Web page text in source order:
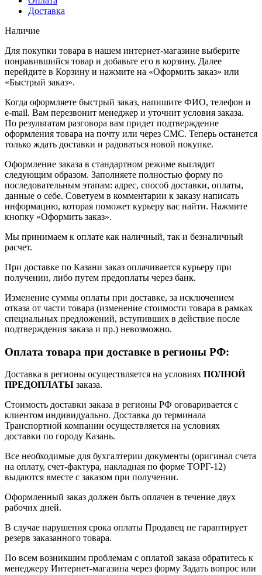
Доставка
Наличие
Для покупки товара в нашем интернет-магазине выберите
понравившийся товар и добавьте его в корзину. Далее
перейдите в Корзину и нажмите на «Оформить заказ» или
«Быстрый заказ».
Когда оформляете быстрый заказ, напишите ФИО, телефон и
e-mail. Вам перезвонит менеджер и уточнит условия заказа.
По результатам разговора вам придет подтверждение
оформления товара на почту или через СМС. Теперь останется
только ждать доставки и радоваться новой покупке.
Оформление заказа в стандартном режиме выглядит
следующим образом. Заполняете полностью форму по
последовательным этапам: адрес, способ доставки, оплаты,
данные о себе. Советуем в комментарии к заказу написать
информацию, которая поможет курьеру вас найти. Нажмите
кнопку «Оформить заказ».
Мы принимаем к оплате как наличный, так и безналичный
расчет.
При доставке по Казани заказ оплачивается курьеру при
получении, либо путем предоплаты через банк.
Изменение суммы оплаты при доставке, за исключением
отказа от части товара (изменение стоимости товара в рамках
специальных предложений, вступивших в действие после
подтверждения заказа и пр.) невозможно.
Оплата товара при доставке в регионы РФ:
Доставка в регионы осуществляется на условиях ПОЛНОЙ
ПРЕДОПЛАТЫ заказа.
Стоимость доставки заказа в регионы РФ оговаривается с
клиентом индивидуально. Доставка до терминала
Транспортной компании осуществляется на условиях
доставки по городу Казань.
Все необходимые для бухгалтерии документы (оригинал счета
на оплату, счет-фактура, накладная по форме ТОРГ-12)
выдаются вместе с заказом при получении.
Оформленный заказ должен быть оплачен в течение двух
рабочих дней.
В случае нарушения срока оплаты Продавец не гарантирует
резерв заказанного товара.
По всем возникшим проблемам с оплатой заказа обратитесь к
менеджеру Интернет-магазина через форму Задать вопрос или